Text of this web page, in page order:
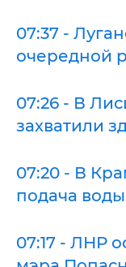
07:37 -
очередной
07:26 - В
захватили
07:20 - В
подача воды
07:17 - ЛНР